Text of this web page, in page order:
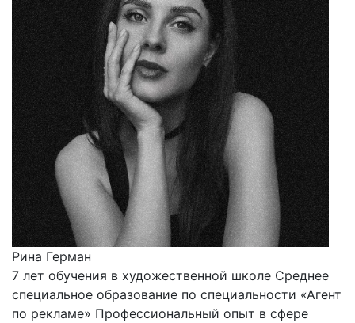
Рина Герман
7 лет обучения в художественной школе Среднее
специальное образование по специальности «Агент
по рекламе» Профессиональный опыт в сфере